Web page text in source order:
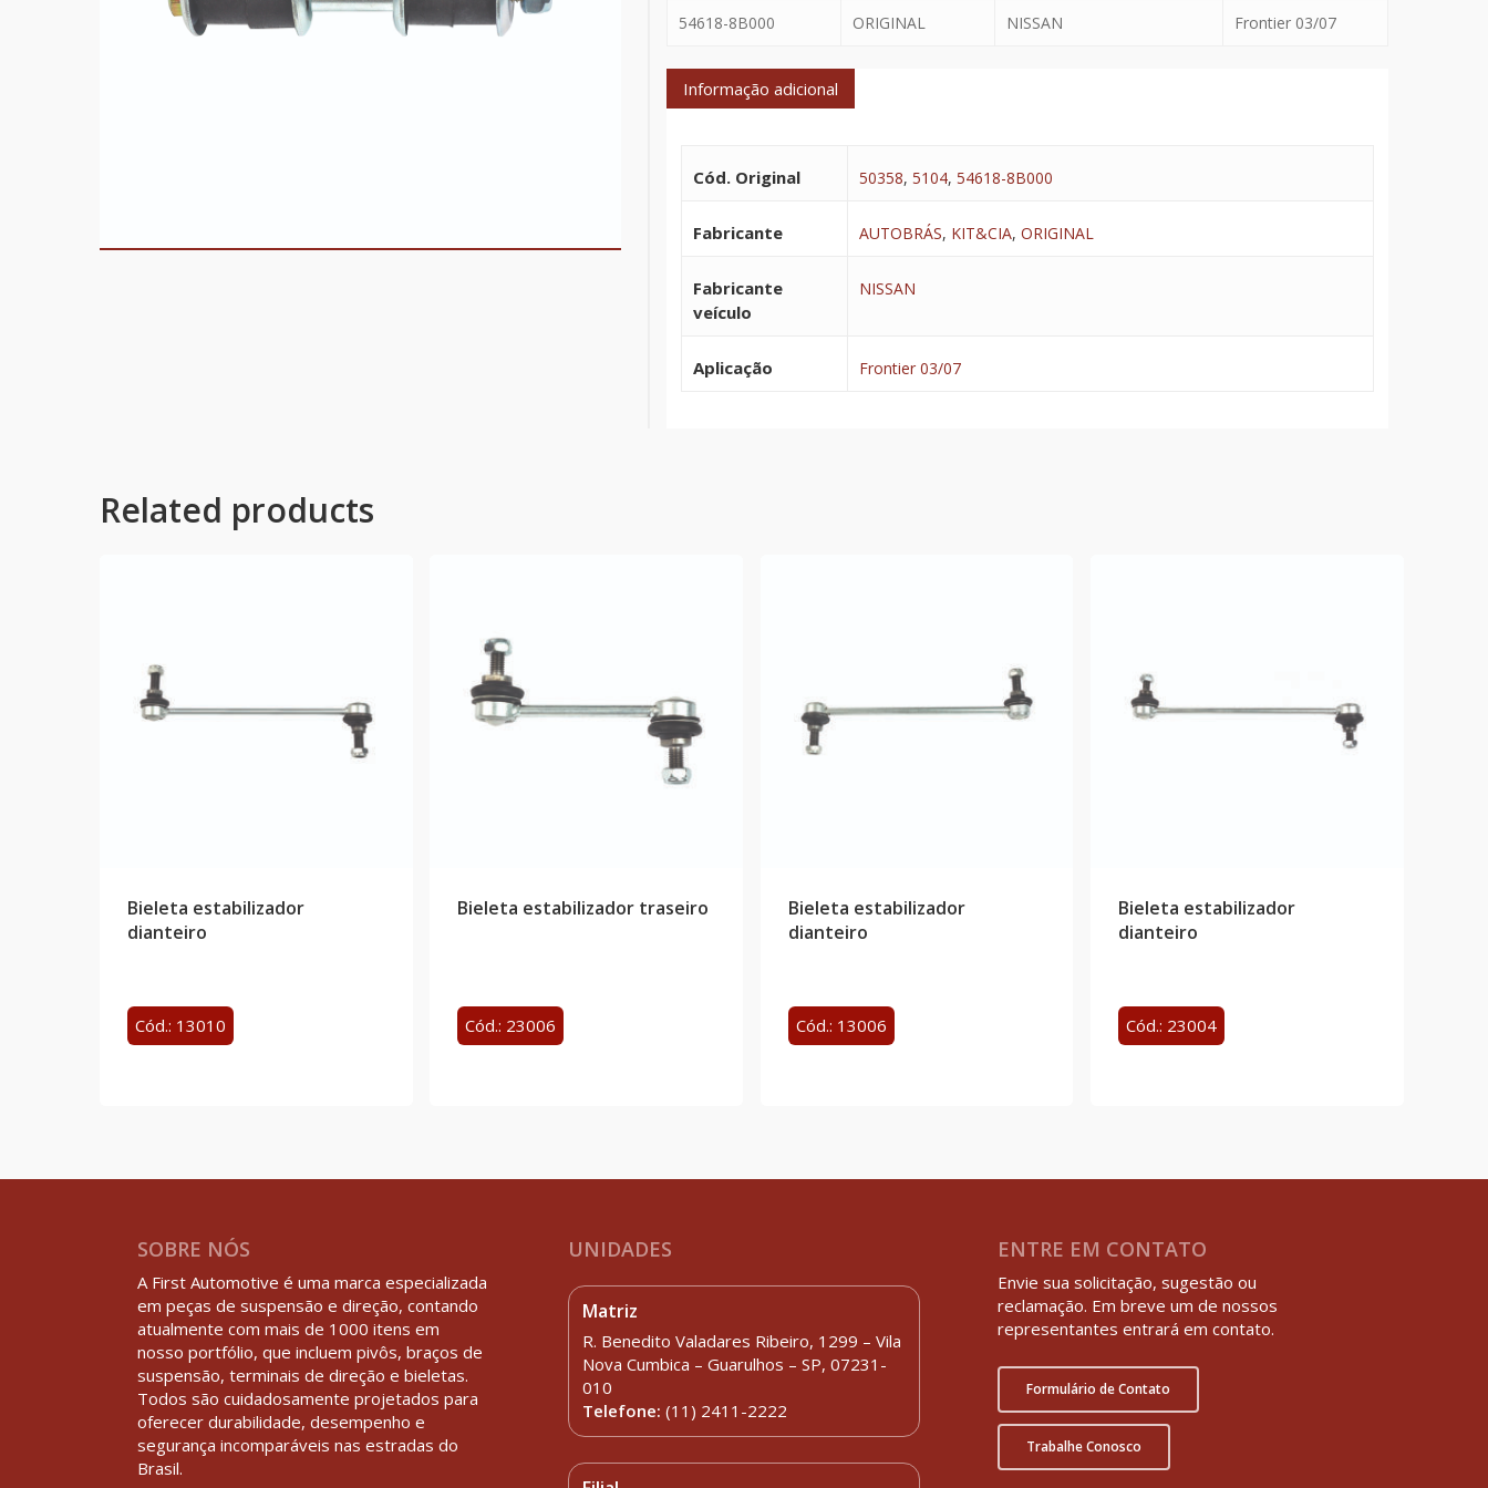
54618-8B000 ORIGINAL NISSAN Frontier 03/07
Informação adicional
Cód. Original 50358, 5104, 54618-8B000
Fabricante AUTOBRÁS, KIT&CIA, ORIGINAL
Fabricante
veículo
NISSAN
Aplicação Frontier 03/07
Related products
Bieleta estabilizador
dianteiro
Cód.: 13010
Bieleta estabilizador traseiro
Cód.: 23006
Bieleta estabilizador
dianteiro
Cód.: 13006
Bieleta estabilizador
dianteiro
Cód.: 23004
SOBRE NÓS
A First Automotive é uma marca especializada
em peças de suspensão e direção, contando
atualmente com mais de 1000 itens em
nosso portfólio, que incluem pivôs, braços de
suspensão, terminais de direção e bieletas.
Todos são cuidadosamente projetados para
oferecer durabilidade, desempenho e
segurança incomparáveis nas estradas do
Brasil.
UNIDADES
Matriz
R. Benedito Valadares Ribeiro, 1299 – Vila
Nova Cumbica – Guarulhos – SP, 07231-
010
Telefone:(11) 2411-2222
ENTRE EM CONTATO
Envie sua solicitação, sugestão ou
reclamação. Em breve um de nossos
representantes entrará em contato.
Formulário de Contato
Trabalhe Conosco